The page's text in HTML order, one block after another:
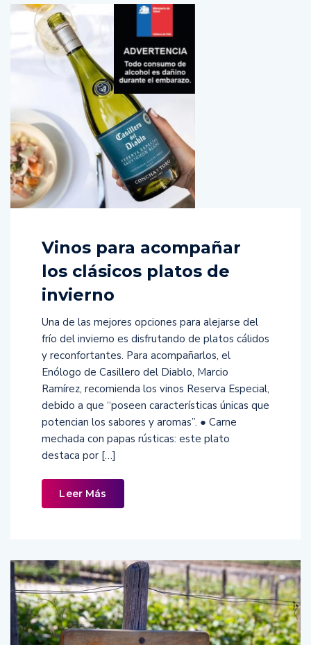
Vinos para acompañar
los clásicos platos de
invierno
Una de las mejores opciones para alejarse del
frío del invierno es disfrutando de platos cálidos
y reconfortantes. Para acompañarlos, el
Enólogo de Casillero del Diablo, Marcio
Ramírez, recomienda los vinos Reserva Especial,
debido a que “poseen características únicas que
potencian los sabores y aromas”. ● Carne
mechada con papas rústicas: este plato
destaca por […]
Leer Más